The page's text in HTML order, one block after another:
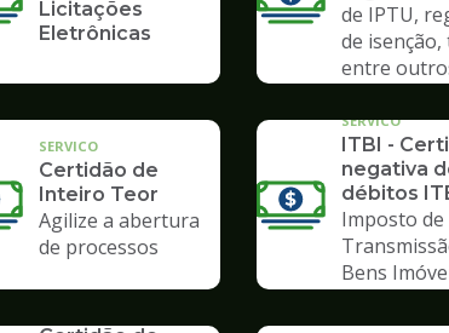
Licitações
Eletrônicas
de IPTU,
de isenção,
entre
SERVICO
Certidão de
Inteiro Teor
Agilize a abertura
de processos
SERVICO
ITBI -
negativa
débitos
Imposto de
Bens